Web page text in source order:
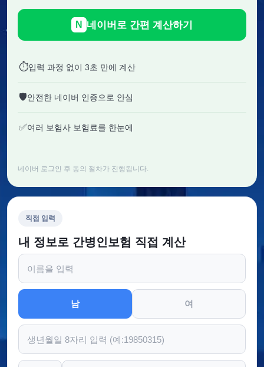
N 네이버로 간편 계산하기
⏱입력 과정 없이 3초 만에 계산
🛡안전한 네이버 인증으로 안심
✅여러 보험사 보험료를 한눈에
네이버 로그인 후 동의 절차가 진행됩니다.
직접 입력
내 정보로 간병인보험 직접 계산
남 여